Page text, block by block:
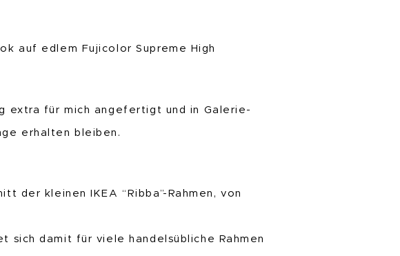
auf edlem Fujicolor Supreme High
extra für mich angefertigt und in Galerie-
erhalten bleiben.
der kleinen IKEA “Ribba”-Rahmen, von
sich damit für viele handelsübliche Rahmen